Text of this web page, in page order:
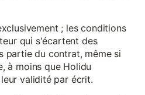
; les conditions
qui s'écartent des
partie du contrat, même si
à moins que Holidu
validité par écrit.